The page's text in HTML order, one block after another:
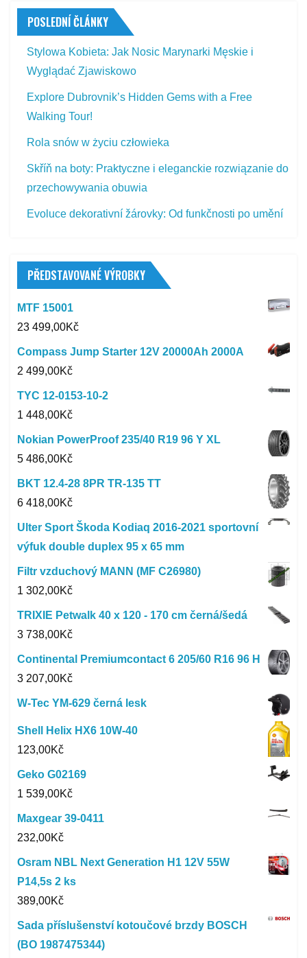
POSLEDNÍ ČLÁNKY
Stylowa Kobieta: Jak Nosic Marynarki Męskie i
Wyglądać Zjawiskowo
Explore Dubrovnik’s Hidden Gems with a Free
Walking Tour!
Rola snów w życiu człowieka
Skříň na boty: Praktyczne i eleganckie rozwiązanie do
przechowywania obuwia
Evoluce dekorativní žárovky: Od funkčnosti po umění
PŘEDSTAVOVANÉ VÝROBKY
MTF 15001
23 499,00Kč
Compass Jump Starter 12V 20000Ah 2000A
2 499,00Kč
TYC 12-0153-10-2
1 448,00Kč
Nokian PowerProof 235/40 R19 96 Y XL
5 486,00Kč
BKT 12.4-28 8PR TR-135 TT
6 418,00Kč
Ulter Sport Škoda Kodiaq 2016-2021 sportovní
výfuk double duplex 95 x 65 mm
Filtr vzduchový MANN (MF C26980)
1 302,00Kč
TRIXIE Petwalk 40 x 120 - 170 cm černá/šedá
3 738,00Kč
Continental Premiumcontact 6 205/60 R16 96 H
3 207,00Kč
W-Tec YM-629 černá lesk
Shell Helix HX6 10W-40
123,00Kč
Geko G02169
1 539,00Kč
Maxgear 39-0411
232,00Kč
Osram NBL Next Generation H1 12V 55W
P14,5s 2 ks
389,00Kč
Sada příslušenství kotoučové brzdy BOSCH
(BO 1987475344)